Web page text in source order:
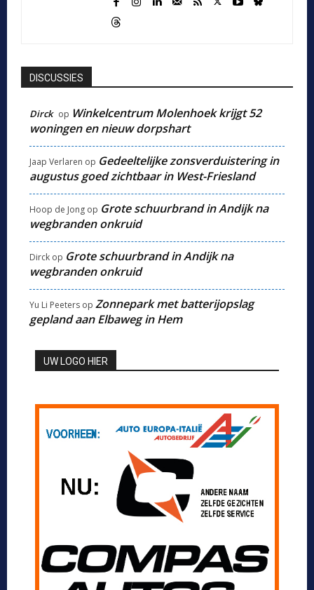
DISCUSSIES
Dirck op Winkelcentrum Molenhoek krijgt 52
woningen en nieuw dorpshart
Jaap Verlaren op Gedeeltelijke zonsverduistering in
augustus goed zichtbaar in West-Friesland
Hoop de Jong op Grote schuurbrand in Andijk na
wegbranden onkruid
Dirck op Grote schuurbrand in Andijk na
wegbranden onkruid
Yu Li Peeters op Zonnepark met batterijopslag
gepland aan Elbaweg in Hem
UW LOGO HIER